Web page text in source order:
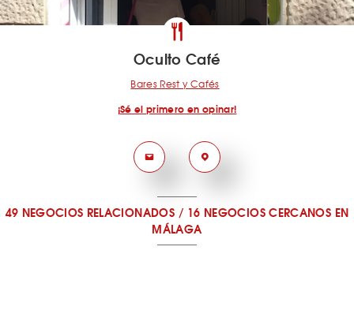
Oculto Café
Bares Rest y Cafés
¡Sé el primero en opinar!
49 NEGOCIOS RELACIONADOS/ 16 NEGOCIOS CERCANOS EN
MÁLAGA